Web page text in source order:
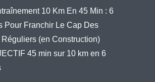
10 Km En 45 Min : 6
Pour Franchir Le Cap Des
(en Construction)
45 min sur 10 km en 6